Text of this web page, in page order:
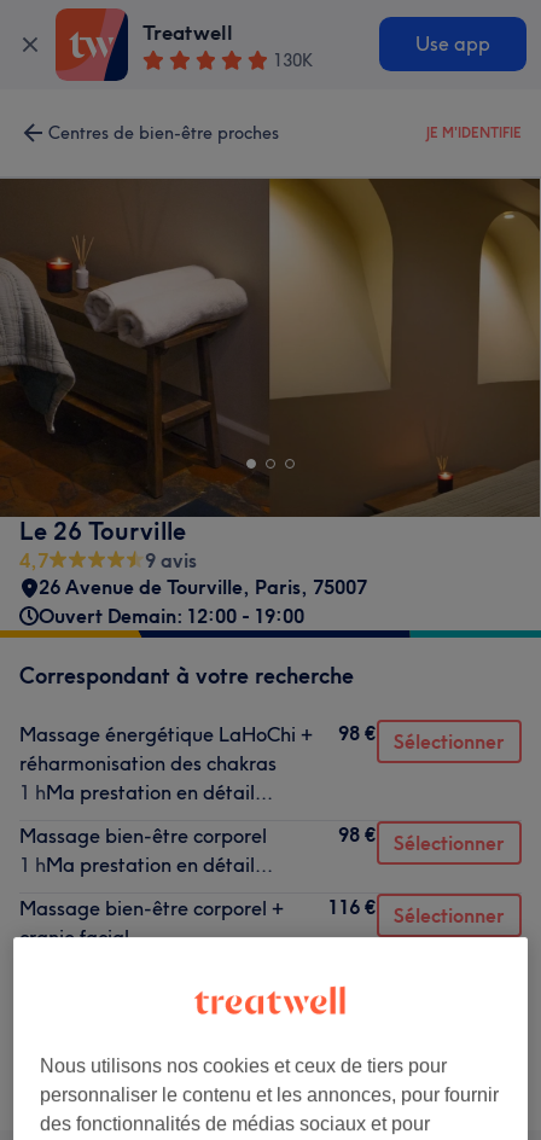
Treatwell
130K
Use app
Centres de bien-être proches JE M'IDENTIFIE
Le 26 Tourville
4,7
9 avis
26 Avenue de Tourville, Paris, 75007
Ouvert Demain: 12:00 - 19:00
Correspondant à votre recherche
Massage énergétique LaHoChi +
réharmonisation des chakras
1 hMa prestation en détail...
98 € Sélectionner
Massage bien-être corporel
1 hMa prestation en détail...
98 € Sélectionner
Massage bien-être corporel +
cranio facial
Ma prestation en détail...
116 € Sélectionner
Ce n'est pas ce que vous recherchiez ?
Recherchez dans notre liste de prestations
Nous utilisons nos cookies et ceux de tiers pour
personnaliser le contenu et les annonces, pour fournir
des fonctionnalités de médias sociaux et pour